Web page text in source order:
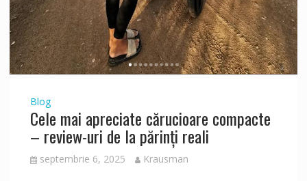
Blog
Cele mai apreciate cărucioare compacte
– review-uri de la părinți reali
septembrie 6, 2025 Krausman